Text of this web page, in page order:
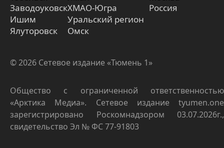
Заводоуковск
Ишим
Ялуторовск
ХМАО-Югра
Уральский регион
Омск
Россия
© 2026 Сетевое издание «Тюмень 1»
Общество с ограниченной ответственностью
«Арктика Медиа». Сетевое издание tyumen.one
зарегистрировано Роскомнадзором 03.07.2026г.,
свидетельство Эл № ФС 77-91803